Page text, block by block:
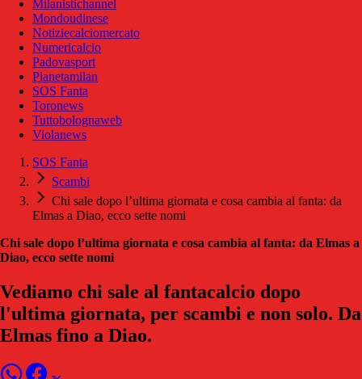
Milanistichannel
Mondoudinese
Notiziecalciomercato
Numericalcio
Padovasport
Pianetamilan
SOS Fanta
Toronews
Tuttobolognaweb
Violanews
SOS Fanta
Scambi
Chi sale dopo l’ultima giornata e cosa cambia al fanta: da
Elmas a Diao, ecco sette nomi
Chi sale dopo l’ultima giornata e cosa cambia al fanta: da Elmas a
Diao, ecco sette nomi
Vediamo chi sale al fantacalcio dopo
l'ultima giornata, per scambi e non solo. Da
Elmas fino a Diao.